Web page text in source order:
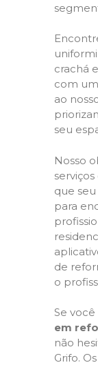
crachá
com
ao
seu
Nosso
que
para
de
o
Se
em
não
Grifo.